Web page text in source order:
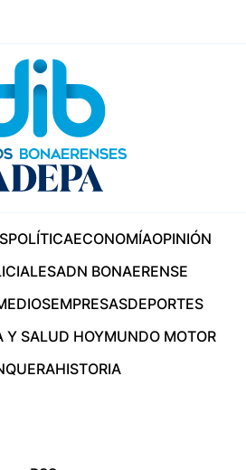
POLÍTICAECONOMÍAOPINIÓN
ADN BONAERENSE
EMPRESASDEPORTES
Y SALUD HOYMUNDO MOTOR
HISTORIA